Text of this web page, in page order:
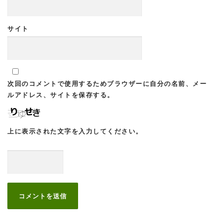
サイト
次回のコメントで使用するためブラウザーに自分の名前、メー
ルアドレス、サイトを保存する。
上に表示された文字を入力してください。